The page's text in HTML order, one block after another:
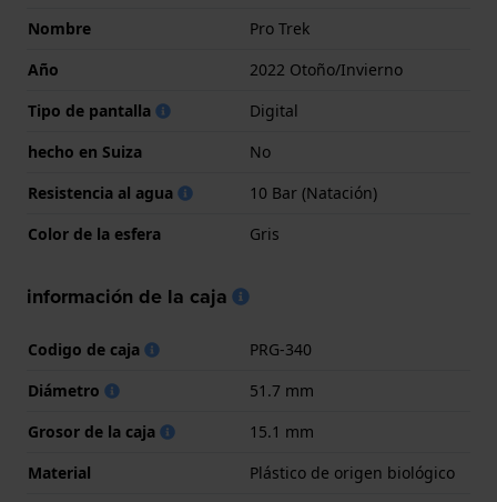
Nombre
Pro Trek
Año
2022 Otoño/Invierno
Tipo de pantalla
Digital
hecho en Suiza
No
Resistencia al agua
10 Bar (Natación)
Color de la esfera
Gris
información de la caja
Codigo de caja
PRG-340
Diámetro
51.7 mm
Grosor de la caja
15.1 mm
Material
Plástico de origen biológico